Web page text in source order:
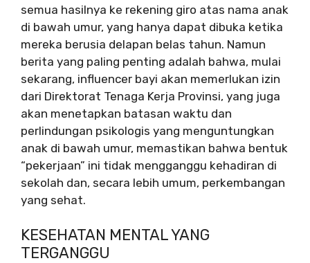
semua hasilnya ke rekening giro atas nama anak
di bawah umur, yang hanya dapat dibuka ketika
mereka berusia delapan belas tahun. Namun
berita yang paling penting adalah bahwa, mulai
sekarang, influencer bayi akan memerlukan izin
dari Direktorat Tenaga Kerja Provinsi, yang juga
akan menetapkan batasan waktu dan
perlindungan psikologis yang menguntungkan
anak di bawah umur, memastikan bahwa bentuk
“pekerjaan” ini tidak mengganggu kehadiran di
sekolah dan, secara lebih umum, perkembangan
yang sehat.
KESEHATAN MENTAL YANG
TERGANGGU